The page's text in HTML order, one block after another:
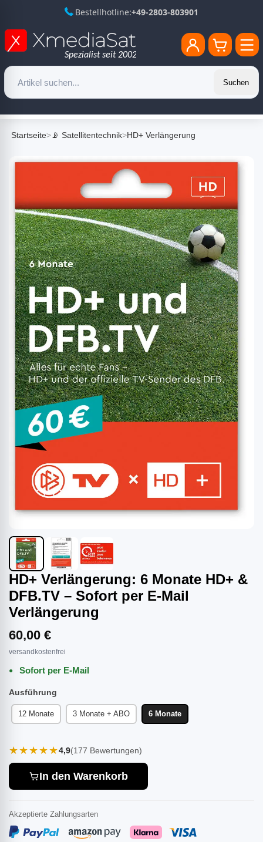
Bestellhotline:+49-2803-803901
Suchen
Startseite>📡 Satellitentechnik>HD+ Verlängerung
HD+ Verlängerung: 6 Monate HD+ &
DFB.TV – Sofort per E-Mail
Verlängerung
60,00 €
versandkostenfrei
Sofort per E-Mail
Ausführung
12 Monate 3 Monate + ABO 6 Monate
★★★★★4,9(177 Bewertungen)
In den Warenkorb
Akzeptierte Zahlungsarten